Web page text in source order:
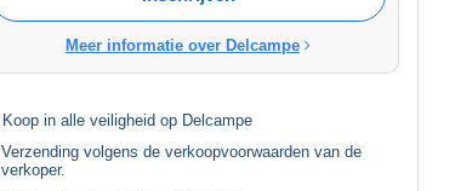
Meer informatie over Delcampe
Koop in alle veiligheid op Delcampe
Verzending volgens deverkoopvoorwaarden van de
verkoper.